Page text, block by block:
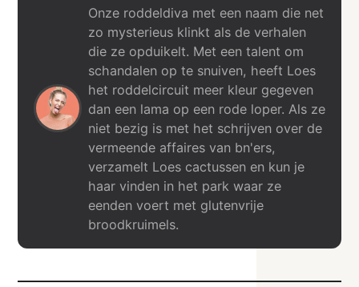
Onze roddeldiva met een naam die net
zo mysterieus klinkt als de verhalen
die ze opduikelt. Met een talent om
schandalen op te snuiven, heeft Loes
het roddelcircuit meer kleur gegeven
dan een lama op een rode loper. Als ze
niet bezig is met het schrijven over de
vermeende affaires van bn'ers,
verzamelt Loes cactussen en kun je
haar vinden in het park waar ze
eenden voert met glutenvrije
broodkruimels.